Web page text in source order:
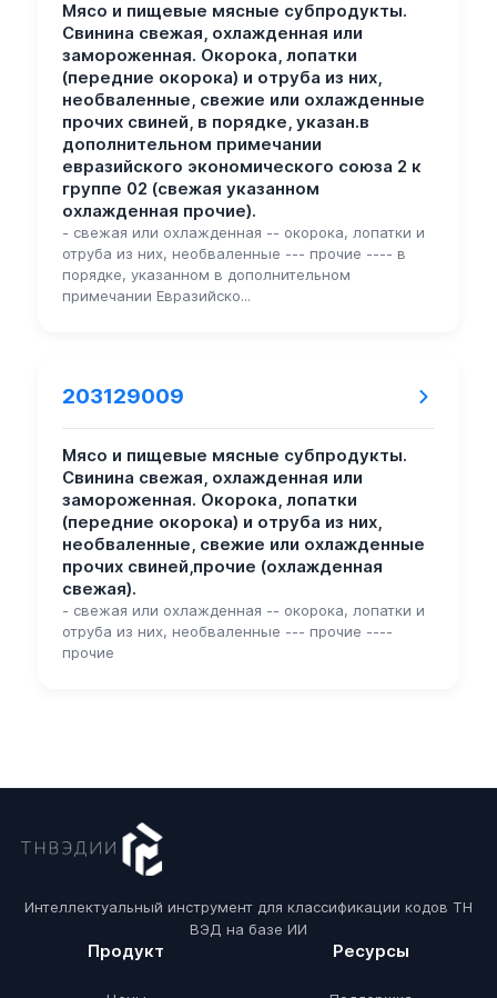
Мясо и пищевые мясные субпродукты.
Свинина свежая, охлажденная или
замороженная. Окорока, лопатки
(передние окорока) и отруба из них,
необваленные, свежие или охлажденные
прочих свиней, в порядке, указан.в
дополнительном примечании
евразийского экономического союза 2 к
группе 02 (свежая указанном
охлажденная прочие).
- свежая или охлажденная -- окорока, лопатки и
отруба из них, необваленные --- прочие ---- в
порядке, указанном в дополнительном
примечании Евразийско...
203129009
Мясо и пищевые мясные субпродукты.
Свинина свежая, охлажденная или
замороженная. Окорока, лопатки
(передние окорока) и отруба из них,
необваленные, свежие или охлажденные
прочих свиней,прочие (охлажденная
свежая).
- свежая или охлажденная -- окорока, лопатки и
отруба из них, необваленные --- прочие ----
прочие
Интеллектуальный инструмент для классификации кодов ТН
ВЭД на базе ИИ
Продукт Ресурсы